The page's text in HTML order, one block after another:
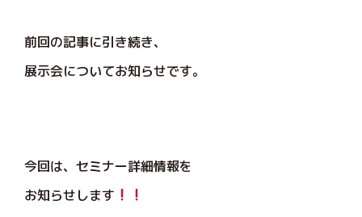
前回の記事に引き続き、
展示会についてお知らせです。
今回は、セミナー詳細情報を
お知らせします